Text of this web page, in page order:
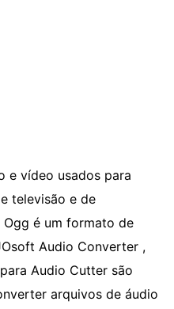
e vídeo usados ​​para
televisão e de
é um formato de
Audio Converter ,
Audio Cutter são
arquivos de áudio